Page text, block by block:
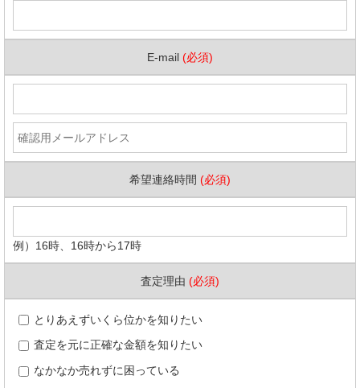
E-mail (必須)
希望連絡時間 (必須)
例）16時、16時から17時
査定理由 (必須)
とりあえずいくら位かを知りたい
査定を元に正確な金額を知りたい
なかなか売れずに困っている